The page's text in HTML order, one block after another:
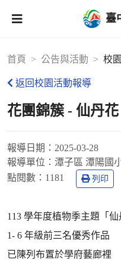
臺
首頁 公告與活動 校
返回校園活動報導
花團錦簇 - 仙丹花
報導日期： 2025-03-28
報導單位： 潭子區 潭陽國
點閱數： 1181 列印
113 學年度植物季主題「仙
1- 6 年級前三名優秀作品
已陳列布置於學府藝廊裡